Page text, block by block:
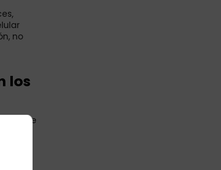
no
los
que